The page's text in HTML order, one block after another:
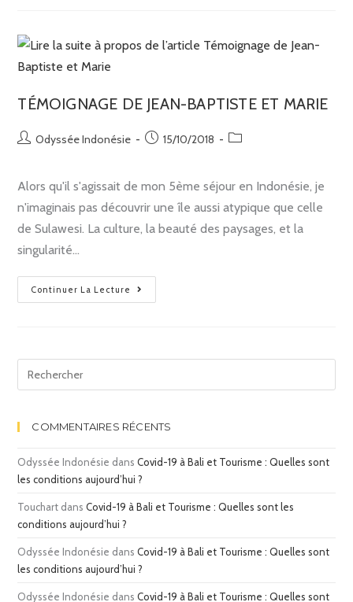
TÉMOIGNAGE DE JEAN-BAPTISTE ET MARIE
Odyssée Indonésie 15/10/2018
Alors qu'il s'agissait de mon 5ème séjour en Indonésie, je
n'imaginais pas découvrir une île aussi atypique que celle
de Sulawesi. La culture, la beauté des paysages, et la
singularité…
Continuer La Lecture
COMMENTAIRES RÉCENTS
Odyssée Indonésie dansCovid-19 à Bali et Tourisme : Quelles sont
les conditions aujourd’hui ?
Touchart dansCovid-19 à Bali et Tourisme : Quelles sont les
conditions aujourd’hui ?
Odyssée Indonésie dansCovid-19 à Bali et Tourisme : Quelles sont
les conditions aujourd’hui ?
Odyssée Indonésie dansCovid-19 à Bali et Tourisme : Quelles sont